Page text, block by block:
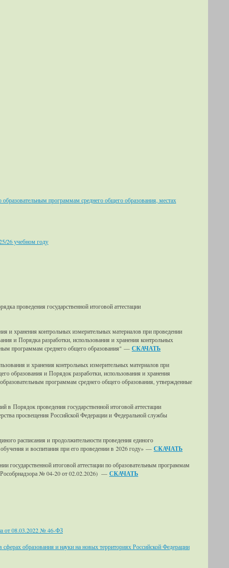
программам среднего общего образования, местах
26 учебном году
проведения государственной итоговой аттестации
и хранения контрольных измерительных материалов при проведении
и Порядка разработки, использования и хранения контрольных
программам среднего общего образования" — СКАЧАТЬ
и хранения контрольных измерительных материалов при
образования и Порядок разработки, использования и хранения
программам среднего общего образования, утвержденные
Порядок проведения государственной итоговой аттестации
просвещения Российской Федерации и Федеральной службы
расписания и продолжительности проведения единого
и воспитания при его проведении в 2026 году» — СКАЧАТЬ
государственной итоговой аттестации по образовательным программам
Рособрнадзора № 04-20 от 02.02.2026) — СКАЧАТЬ
от 08.03.2022 № 46-ФЗ
образования и науки на новых территориях Российской Федерации